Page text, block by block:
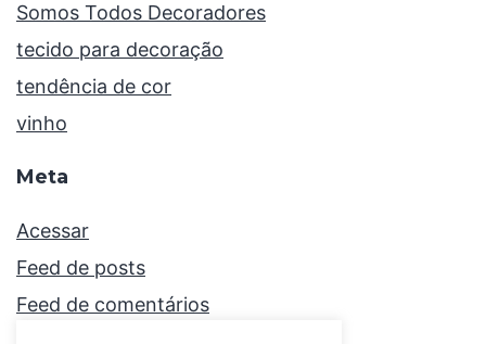
Somos Todos Decoradores
tecido para decoração
tendência de cor
vinho
Meta
Acessar
Feed de posts
Feed de comentários